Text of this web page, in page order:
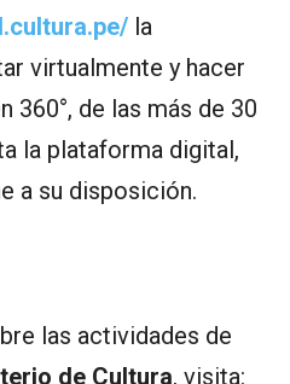
la
virtualmente y hacer
360°, de las más de 30
la plataforma digital,
a su disposición.
las actividades de
de Cultura, visita: